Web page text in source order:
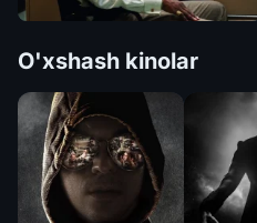
O'xshash kinolar